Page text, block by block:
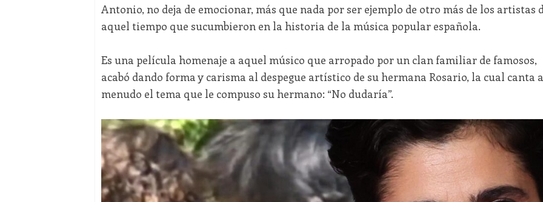
Antonio, no deja de emocionar, más que nada por ser ejemplo de otro más de los artistas
aquel tiempo que sucumbieron en la historia de la música popular española.
Es una película homenaje a aquel músico que arropado por un clan familiar de famosos,
acabó dando forma y carisma al despegue artístico de su hermana Rosario, la cual canta a
menudo el tema que le compuso su hermano: “No dudaría”.